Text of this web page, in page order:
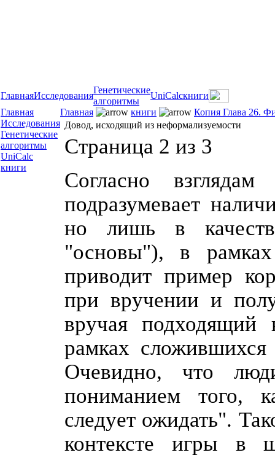
ГлавнаяИсследования
Генетические
алгоритмы
UniCalcкниги
Главная
Исследования
Генетические
алгоритмы
UniCalc
книги
Главная книги
Копия Глава 26.
Довод, исходящий из неформализуемости
Страница 2 из 3
Согласно
подразумевает
но лишь в
"основы"), в
приводит пример
при вручении и
вручая
рамках сложившихся
Очевидно, что
пониманием того,
следует ожидать".
контексте игры в